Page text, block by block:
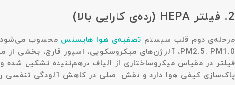
2. فیلتر HEPA (رده‌ی کارایی بالا)
مرحله‌ی دوم قلب سیستم تصفیه‌ی هوا هایسنس
PM2.5، PM1.0، آلرژن‌های میکروسکوپی، اسپور قارچ، بخشی از میکروارگانیسم‌های شناور، ذرات صنایع خانگی و آلاینده‌های بسیار سبک ناشی از احتراق را دارد.
فیلتر در مقیاس میکروساختاری از الیاف درهم‌تنیده تشکیل شده
پاک‌سازی کیفی هوا دارد و نقش اصلی در کاهش آلودگی تنفسی